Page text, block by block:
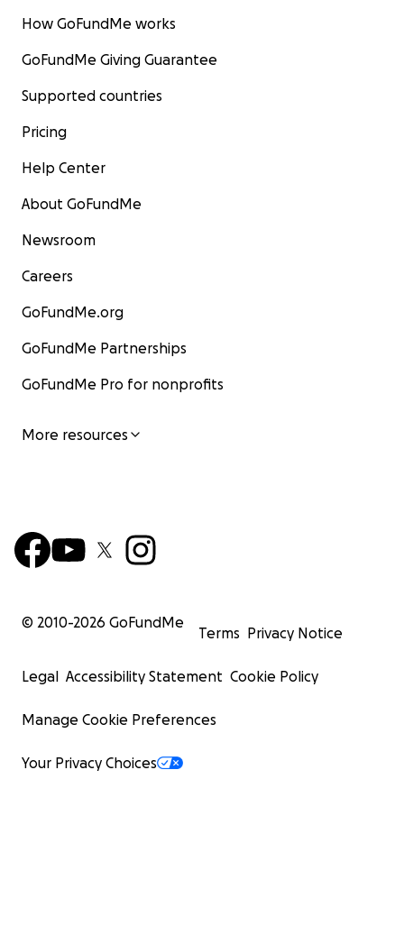
How GoFundMe works
GoFundMe Giving Guarantee
Supported countries
Pricing
Help Center
About GoFundMe
Newsroom
Careers
GoFundMe.org
GoFundMe Partnerships
GoFundMe Pro for nonprofits
More resources
© 2010-2026 GoFundMe
Terms Privacy Notice
Legal Accessibility Statement Cookie Policy
Manage Cookie Preferences
Your Privacy Choices